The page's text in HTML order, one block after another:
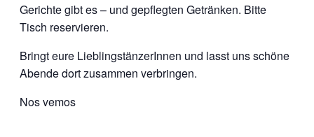
Gerichte gibt es – und gepflegten Getränken. Bitte
Tisch reservieren.
Bringt eure LieblingstänzerInnen und lasst uns schöne
Abende dort zusammen verbringen.
Nos vemos